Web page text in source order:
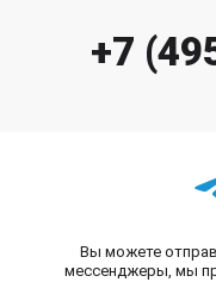
+7
Вы можете
мессенджеры, мы